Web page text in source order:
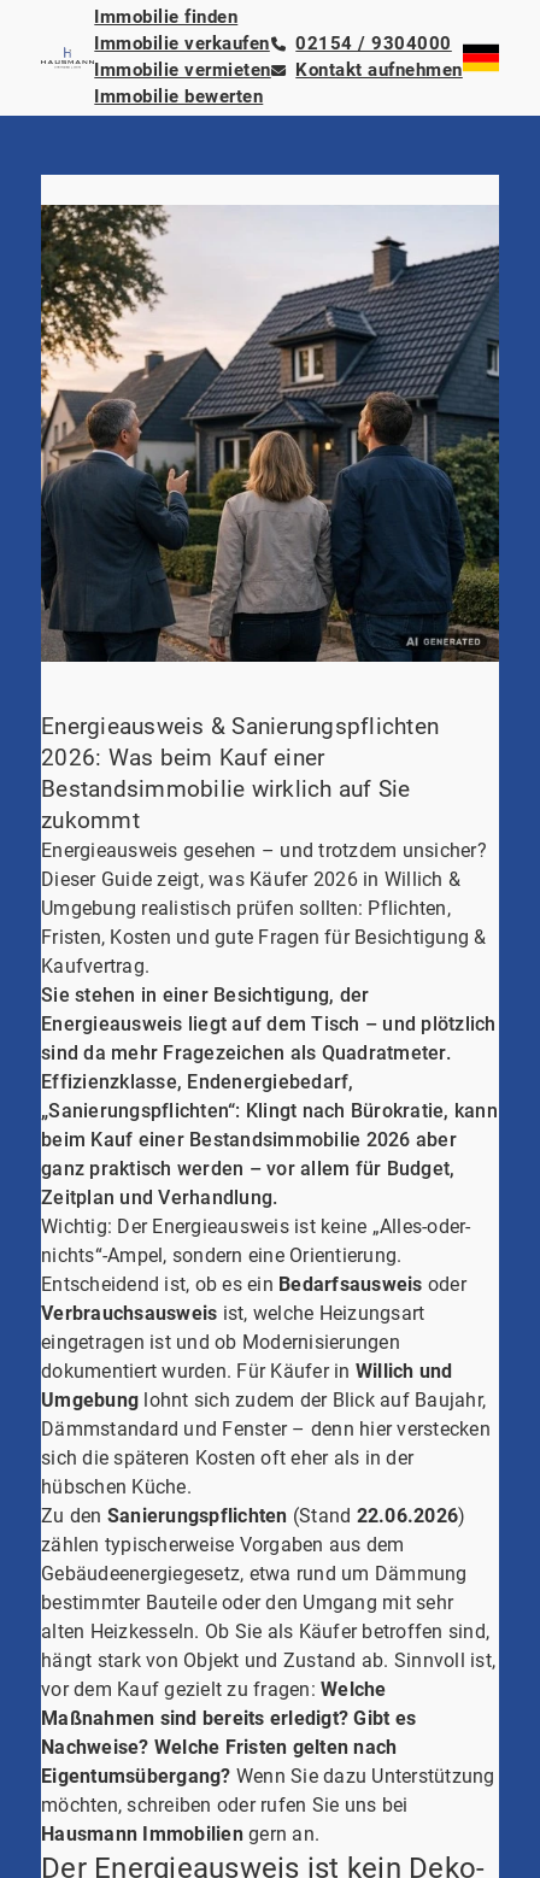
Immobilie finden
Immobilie verkaufen
Immobilie vermieten
Immobilie bewerten
02154 / 9304000
Kontakt aufnehmen
Energieausweis & Sanierungspflichten
2026: Was beim Kauf einer
Bestandsimmobilie wirklich auf Sie
zukommt
Energieausweis gesehen – und trotzdem unsicher?
Dieser Guide zeigt, was Käufer 2026 in Willich &
Umgebung realistisch prüfen sollten: Pflichten,
Fristen, Kosten und gute Fragen für Besichtigung &
Kaufvertrag.
Sie stehen in einer Besichtigung, der
Energieausweis liegt auf dem Tisch – und plötzlich
sind da mehr Fragezeichen als Quadratmeter.
Effizienzklasse, Endenergiebedarf,
„Sanierungspflichten“: Klingt nach Bürokratie, kann
beim Kauf einer Bestandsimmobilie 2026 aber
ganz praktisch werden – vor allem für Budget,
Zeitplan und Verhandlung.
Wichtig: Der Energieausweis ist keine „Alles-oder-
nichts“-Ampel, sondern eine Orientierung.
Entscheidend ist, ob es ein Bedarfsausweis oder
Verbrauchsausweis ist, welche Heizungsart
eingetragen ist und ob Modernisierungen
dokumentiert wurden. Für Käufer in Willich und
Umgebung lohnt sich zudem der Blick auf Baujahr,
Dämmstandard und Fenster – denn hier verstecken
sich die späteren Kosten oft eher als in der
hübschen Küche.
Zu den Sanierungspflichten (Stand 22.06.2026)
zählen typischerweise Vorgaben aus dem
Gebäudeenergiegesetz, etwa rund um Dämmung
bestimmter Bauteile oder den Umgang mit sehr
alten Heizkesseln. Ob Sie als Käufer betroffen sind,
hängt stark von Objekt und Zustand ab. Sinnvoll ist,
vor dem Kauf gezielt zu fragen:Welche
Maßnahmen sind bereits erledigt? Gibt es
Nachweise? Welche Fristen gelten nach
Eigentumsübergang? Wenn Sie dazu Unterstützung
möchten, schreiben oder rufen Sie uns bei
Hausmann Immobiliengern an.
Der Energieausweis ist kein Deko-